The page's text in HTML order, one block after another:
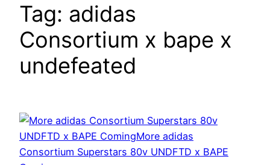
Tag: adidas
Consortium x bape x
undefeated